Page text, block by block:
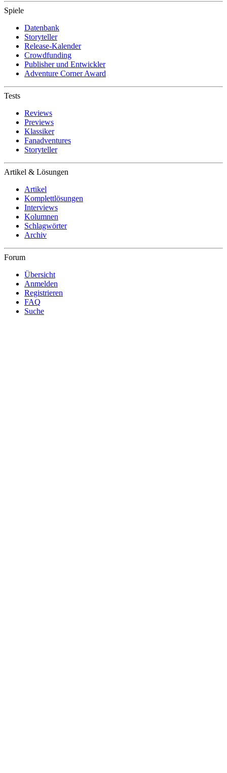
Spiele
Datenbank
Storyteller
Release-Kalender
Crowdfunding
Publisher und Entwickler
Adventure Corner Award
Tests
Reviews
Previews
Klassiker
Fanadventures
Storyteller
Artikel & Lösungen
Artikel
Komplettlösungen
Interviews
Kolumnen
Schlagwörter
Archiv
Forum
Übersicht
Anmelden
Registrieren
FAQ
Suche